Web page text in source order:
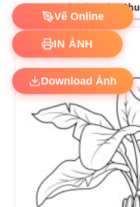
Tô màu Cây
Vẽ Online
IN ẢNH
Download Ảnh